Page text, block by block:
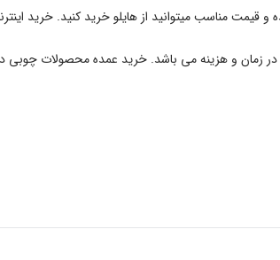
قیمت مناسب میتوانید از هایلو خرید کنید. خرید
در زمان و هزینه می باشد. خرید عمده محصولات